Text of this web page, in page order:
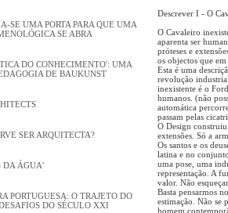
SE UMA PORTA PARA QUE UMA
SE ABRA
DO CONHECIMENTO': UMA
DE BAUKUNST
SER ARQUITECTA?
DA ÁGUA'
PORTUGUESA: O TRAJETO DO
DO SÉCULO XXI
Descrever I - O
O Cavaleiro
aparenta ser
próteses e
os objectos que
Esta é uma
revolução
inexistente é o
humanos. (não
automática
passam pelas
O Design
extensões. Só a
Os santos e os
latina e no
uma pose, uma
representação. A
valor. Não
Basta pensarmos
estimação. Não se
homem